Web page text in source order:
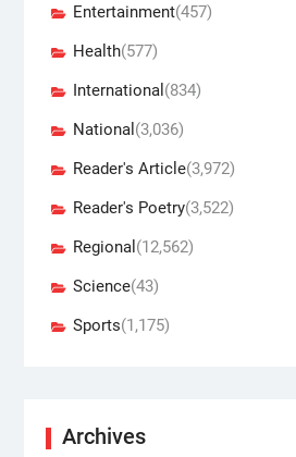
Entertainment(457)
Health(577)
International (834)
National (3,036)
Reader's Article(3,972)
Reader's Poetry(3,522)
Regional (12,562)
Science(43)
Sports(1,175)
Archives